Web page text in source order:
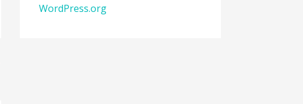
WordPress.org